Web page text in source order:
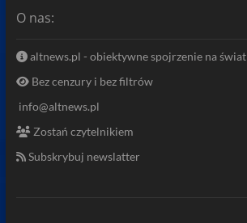
O nas:
altnews.pl - obiektywne spojrzenie na świat
Bez cenzury i bez filtrów
info@altnews.pl
Zostań czytelnikiem
Subskrybuj newslatter